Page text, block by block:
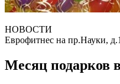
НОВОСТИ
Еврофитнес на пр.Науки,
Месяц подарков